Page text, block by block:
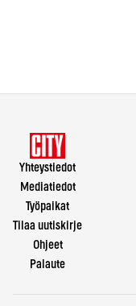
Yhteystiedot
Mediatiedot
Työpaikat
Tilaa uutiskirje
Ohjeet
Palaute